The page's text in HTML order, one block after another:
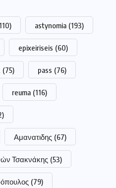
astynomia (193)
epixeiriseis (60)
(75) pass (76)
reuma (116)
Αμανατιδης (67)
Τσακνάκης (53)
(79)